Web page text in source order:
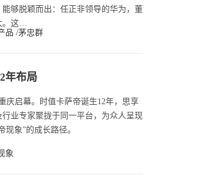
够脱颖而出：任正非领导的华为，董
。这…
品 /茅忠群
年布局
庆启幕。时值卡萨帝诞生12年，思享
业专家聚拢于同一平台，为众人呈现
象”的成长路径。
象